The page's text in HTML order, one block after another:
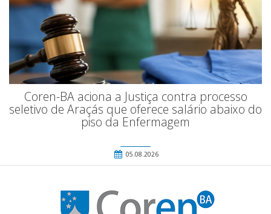
Coren-BA aciona a Justiça contra processo
seletivo de Araçás que oferece salário abaixo do
piso da Enfermagem
05.08.2026